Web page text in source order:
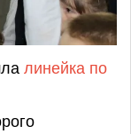
линейка по